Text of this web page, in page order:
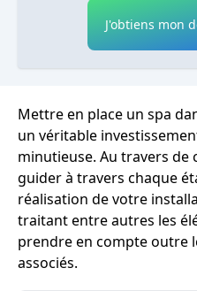
J'obtiens mon
Mettre en place un spa
un véritable
minutieuse. Au travers de
guider à travers chaque
réalisation de votre
traitant entre autres les
prendre en compte outre
associés.